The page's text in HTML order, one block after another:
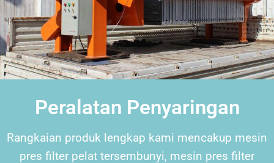
Peralatan Penyaringan
Rangkaian produk lengkap kami mencakup mesin
pres filter pelat tersembunyi, mesin pres filter